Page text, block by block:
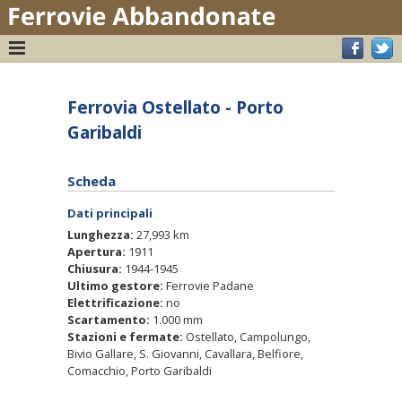
Ferrovia Ostellato - Porto
Garibaldi
Scheda
Dati principali
Lunghezza: 27,993 km
Apertura: 1911
Chiusura: 1944-1945
Ultimo gestore: Ferrovie Padane
Elettrificazione: no
Scartamento: 1.000 mm
Stazioni e fermate: Ostellato, Campolungo,
Bivio Gallare, S. Giovanni, Cavallara, Belfiore,
Comacchio, Porto Garibaldi